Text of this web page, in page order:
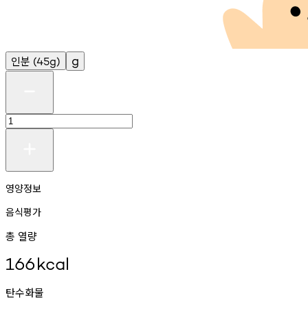
인분 (45g) g
영양정보
음식평가
총 열량
166kcal
탄수화물